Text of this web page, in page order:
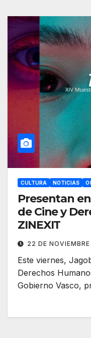
CULTURA NOTICIAS
Presentan
de Cine y
ZINEXIT
22 DE
Este viernes,
Derechos
Gobierno Vasco,